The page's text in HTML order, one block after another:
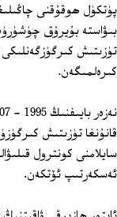
پۈتكۈل ھوقۇقنى
بىۋاستە بۇيرۇق
تۈزىتىش كىرگۈزگەنلىكى
كىرەلمىگەن.
قانۇنغا تۈزىتىش
سايلامنى كونترول
ئەسكەرتىپ ئۆتكەن.